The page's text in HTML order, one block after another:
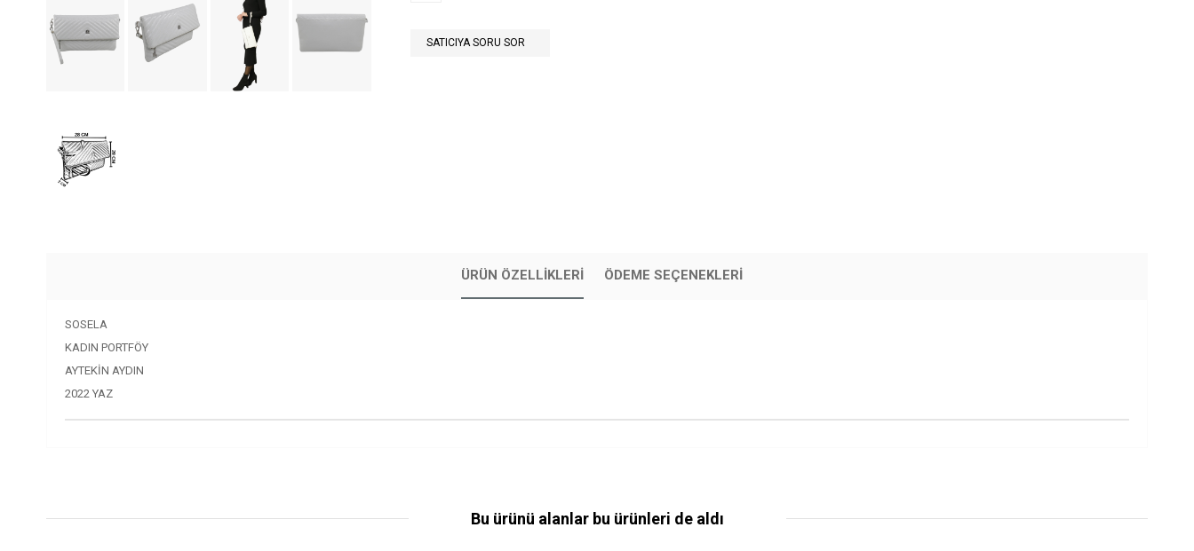
SATICIYA SORU SOR
ÜRÜN ÖZELLIKLERI ÖDEME SEÇENEKLERI
SOSELA
KADIN PORTFÖY
AYTEKİN AYDIN
2022 YAZ
Bu ürünü alanlar bu ürünleri de aldı